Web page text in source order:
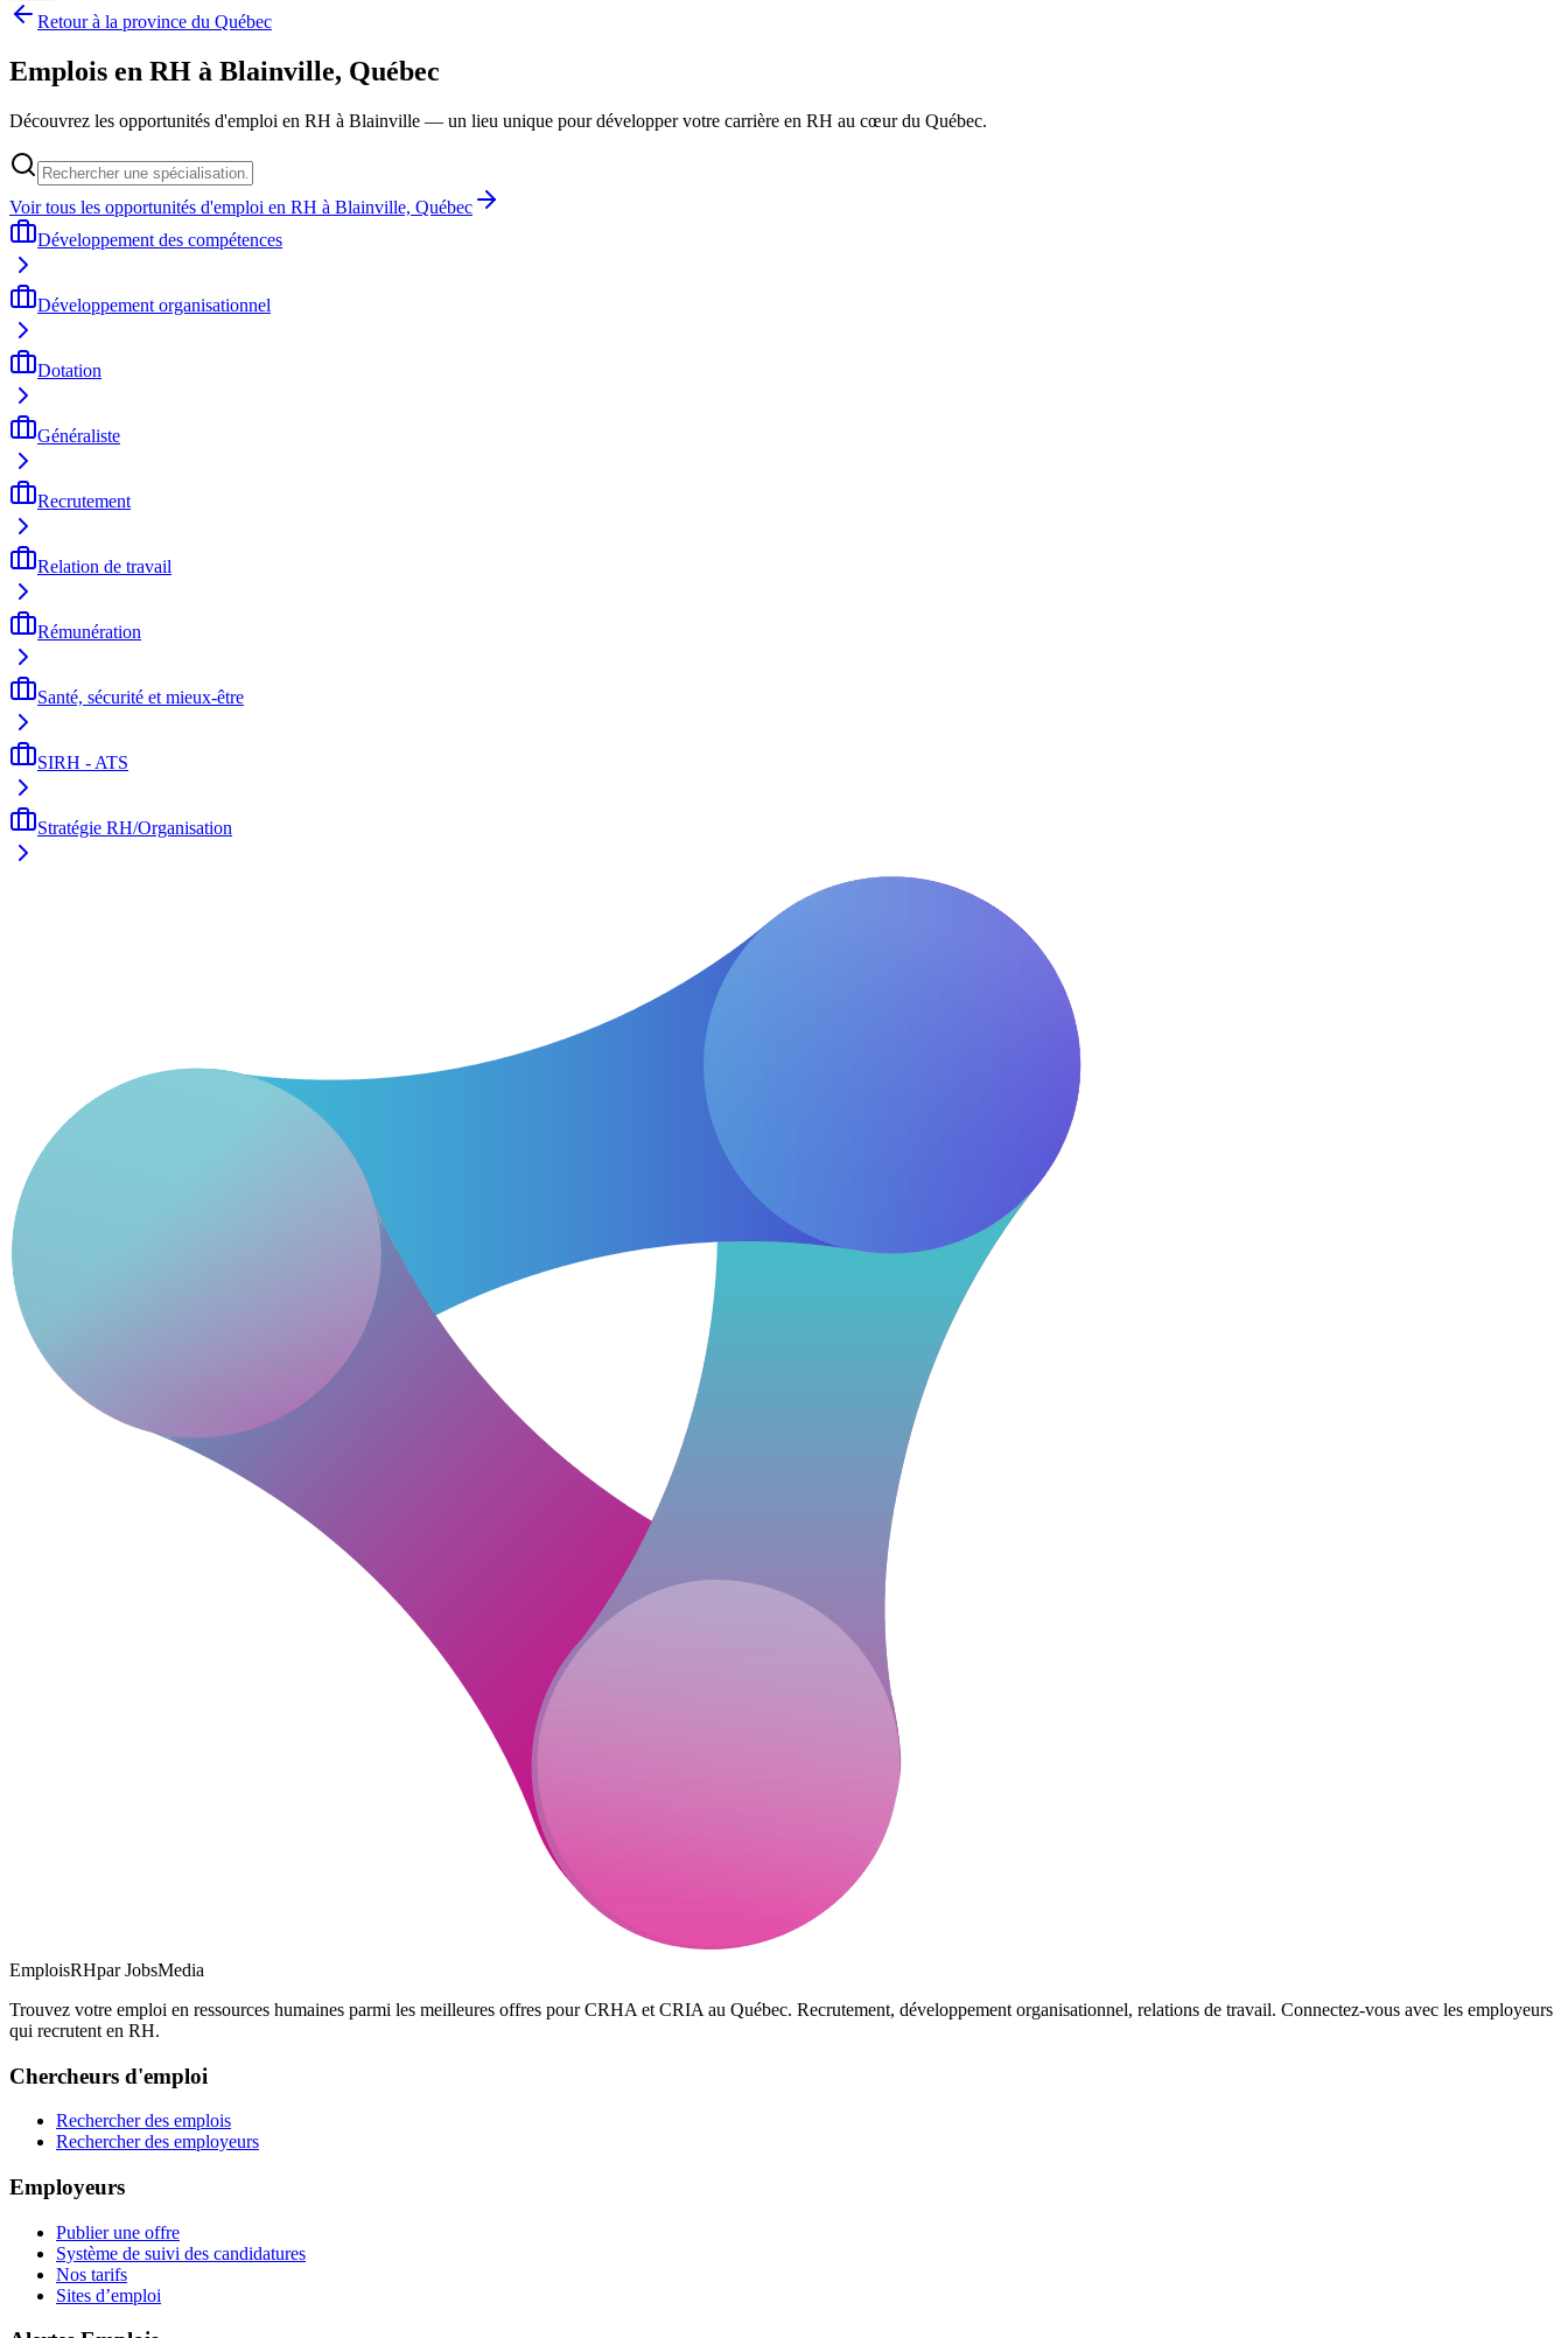
Retour à la province du Québec
Emplois en RH à Blainville, Québec
Découvrez les opportunités d'emploi en RH à Blainville — un lieu unique pour développer votre carrière en RH au cœur du Québec.
Voir tous les opportunités d'emploi en RH à Blainville, Québec
Développement des compétences
Développement organisationnel
Dotation
Généraliste
Recrutement
Relation de travail
Rémunération
Santé, sécurité et mieux-être
SIRH - ATS
Stratégie RH/Organisation
EmploisRHpar JobsMedia
Trouvez votre emploi en ressources humaines parmi les meilleures offres pour CRHA et CRIA au Québec. Recrutement, développement organisationnel, relations de travail. Connectez-vous avec les employeurs
qui recrutent en RH.
Chercheurs d'emploi
Rechercher des emplois
Rechercher des employeurs
Employeurs
Publier une offre
Système de suivi des candidatures
Nos tarifs
Sites d’emploi